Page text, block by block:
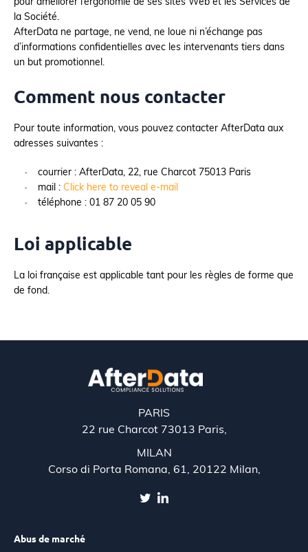
pour améliorer l’ergonomie de ses sites Web et les Services de
la Société.
AfterData ne partage, ne vend, ne loue ni n’échange pas
d’informations confidentielles avec les intervenants tiers dans
un but promotionnel.
Comment nous contacter
Pour toute information, vous pouvez contacter AfterData aux
adresses suivantes :
courrier : AfterData, 22, rue Charcot 75013 Paris
mail : Click here to reveal e-mail
téléphone : 01 87 20 05 90
Loi applicable
La loi française est applicable tant pour les règles de forme que
de fond.
PARIS
22 rue Charcot 73013 Paris,
MILAN
Corso di Porta Romana, 61, 20122 Milan,
Abus de marché